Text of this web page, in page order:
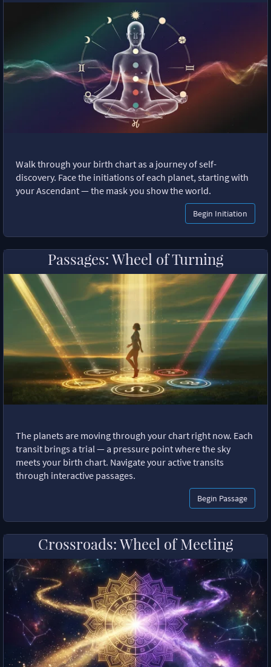
Walk through your birth chart as a journey of self-
discovery. Face the initiations of each planet, starting with
your Ascendant — the mask you show the world.
Begin Initiation
Passages: Wheel of Turning
The planets are moving through your chart right now. Each
transit brings a trial — a pressure point where the sky
meets your birth chart. Navigate your active transits
through interactive passages.
Begin Passage
Crossroads: Wheel of Meeting